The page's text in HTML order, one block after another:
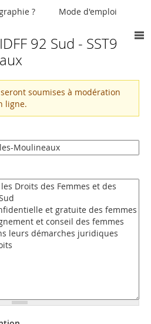
92 Sud - SST9
soumises à modération
ligne.
? Mode d'emploi